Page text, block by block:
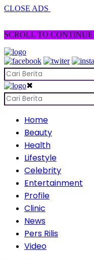
CLOSE ADS
SCROLL TO
✖
Home
Beauty
Health
Lifestyle
Celebrity
Entertainment
Profile
Clinic
News
Pers Rilis
Video